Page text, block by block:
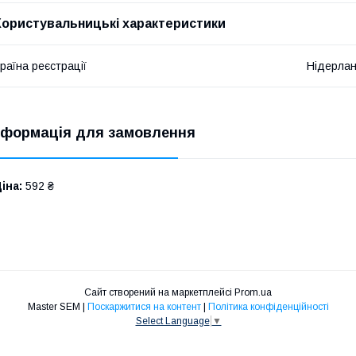
характеристики
реєстрації
для замовлення
592 ₴
Сайт створений на маркетплейсі Prom.ua
Master SEM | Поскаржитися на контент | Політика конфіденційності
Select Language ▼